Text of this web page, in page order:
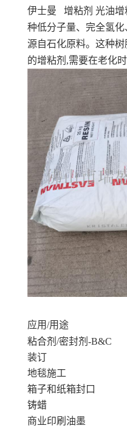
伊士曼 增粘剂 光油增
种低分子量、完全氢
源自石化原料。这种
的增粘剂,需要在老化
应用/用途
粘合剂/密封剂-B&C
装订
地毯施工
箱子和纸箱封口
铸蜡
商业印刷油墨